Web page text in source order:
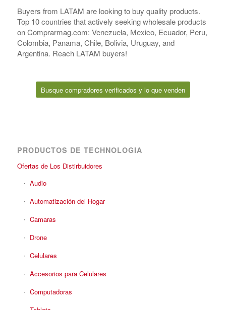
Buyers from LATAM are looking to buy quality products.
Top 10 countries that actively seeking wholesale products
on Comprarmag.com: Venezuela, Mexico, Ecuador, Peru,
Colombia, Panama, Chile, Bolivia, Uruguay, and
Argentina. Reach LATAM buyers!
Busque compradores verificados y lo que venden
PRODUCTOS DE TECHNOLOGIA
Ofertas de Los Distirbuidores
Audio
Automatización del Hogar
Camaras
Drone
Celulares
Accesorios para Celulares
Computadoras